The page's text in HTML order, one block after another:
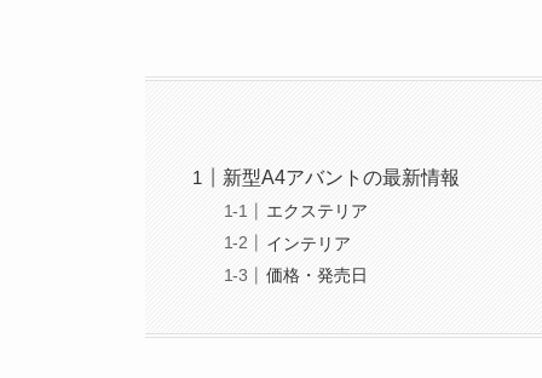
新型A4アバントの最新情報
エクステリア
インテリア
価格・発売日